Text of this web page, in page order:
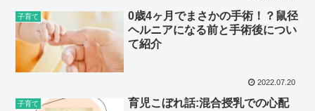
子育て
0歳4ヶ月でまさかの手術！？鼠径
ヘルニアになる前と手術後につい
て紹介
2022.07.20
子育て 育児こぼれ話:混合授乳での心配